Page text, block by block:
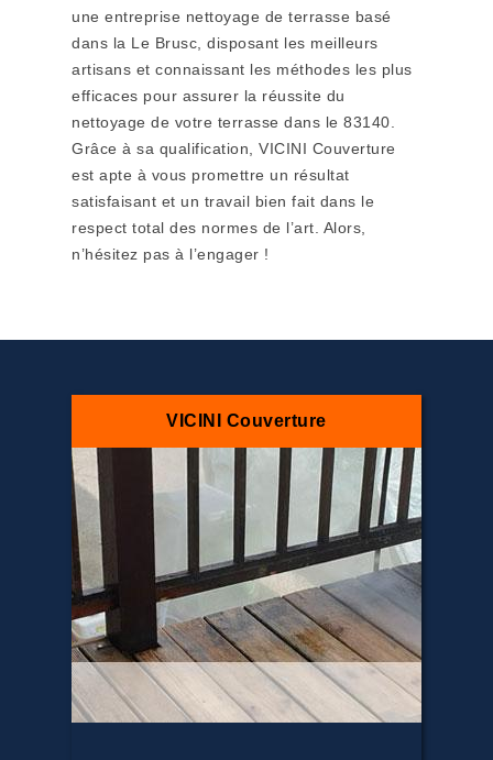
une entreprise nettoyage de terrasse basé
dans la Le Brusc, disposant les meilleurs
artisans et connaissant les méthodes les plus
efficaces pour assurer la réussite du
nettoyage de votre terrasse dans le 83140.
Grâce à sa qualification, VICINI Couverture
est apte à vous promettre un résultat
satisfaisant et un travail bien fait dans le
respect total des normes de l’art. Alors,
n’hésitez pas à l’engager !
VICINI Couverture